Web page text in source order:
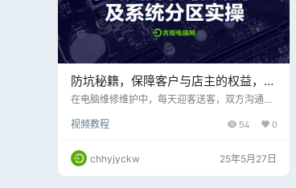
防坑秘籍，保障客户与店主的权益，电
脑维修的成长经历！值得各老铁们借
在电脑维修维护中，每天迎客送客，双方沟通非
修； 工作中难免碰到极个别负能量客户，今天分
视频教程 54 0
chhyjyckw 25年5月27日